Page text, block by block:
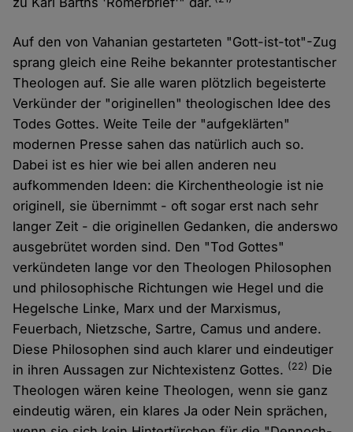
Auf den von Vahanian gestarteten "Gott-ist-tot"-Zug
sprang gleich eine Reihe bekannter protestantischer
Theologen auf. Sie alle waren plötzlich begeisterte
Verkünder der "originellen" theologischen Idee des
Todes Gottes. Weite Teile der "aufgeklärten"
modernen Presse sahen das natürlich auch so.
Dabei ist es hier wie bei allen anderen neu
aufkommenden Ideen: die Kirchentheologie ist nie
originell, sie übernimmt - oft sogar erst nach sehr
langer Zeit - die originellen Gedanken, die anderswo
ausgebrütet worden sind. Den "Tod Gottes"
verkündeten lange vor den Theologen Philosophen
und philosophische Richtungen wie Hegel und die
Hegelsche Linke, Marx und der Marxismus,
Feuerbach, Nietzsche, Sartre, Camus und andere.
Diese Philosophen sind auch klarer und eindeutiger
in ihren Aussagen zur Nichtexistenz Gottes. (22) Die
Theologen wären keine Theologen, wenn sie ganz
eindeutig wären, ein klares Ja oder Nein sprächen,